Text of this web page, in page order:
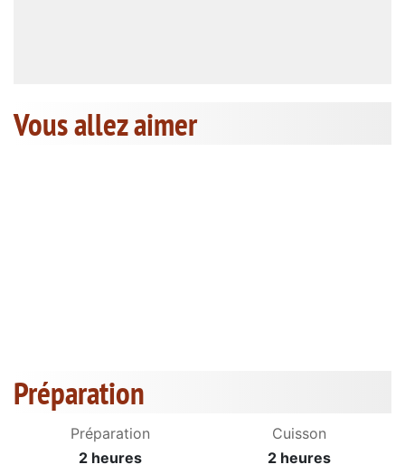
Vous allez aimer
Préparation
Préparation
2 heures
Cuisson
2 heures